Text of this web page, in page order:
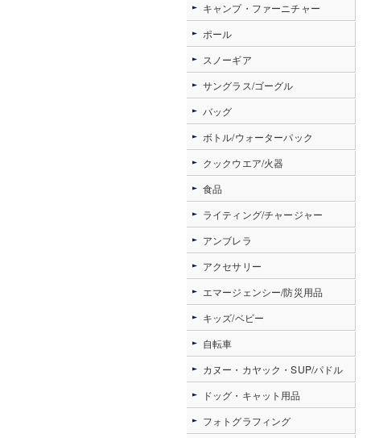
キャンプ・ファーニチャー
ポール
スノーギア
サングラス/ゴーグル
バッグ
ボトル/ウォーターパック
クックウエア/火器
食品
ライティング/チャージャー
アンブレラ
アクセサリー
エマージェンシー/防災用品
キッズ/ベビー
自転車
カヌー・カヤック・SUP/パドル
ドッグ・キャット用品
フォトグラフィング